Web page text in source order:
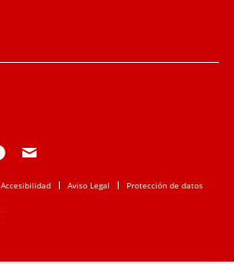
Accesibilidad Aviso Legal Protección de datos